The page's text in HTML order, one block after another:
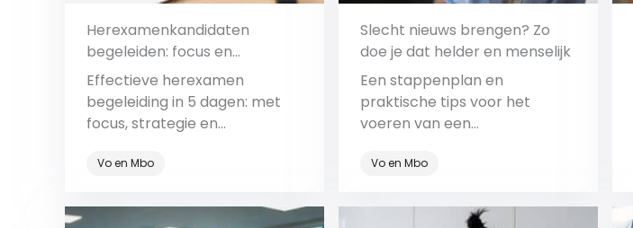
Herexamenkandidaten
begeleiden: focus en
vertrouwen in vier dagen
Effectieve herexamen
begeleiding in 5 dagen: met
focus, strategie en
van teleurstelling naar succes.
Vo en Mbo
Slecht nieuws brengen? Zo
doe je dat helder en menselijk
Een stappenplan en
praktische tips voor het
voeren van een
je je leerlingen ook bij slecht
Vo en Mbo
Bekijk